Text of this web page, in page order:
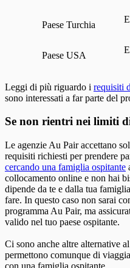
Turchia
USA
Leggi di più riguardo i requisiti
sono interessati a far parte del
Se non rientri nei limiti
Le agenzie Au Pair accettano
requisiti richiesti per prendere
cercando una famiglia ospitante
collocamento online e non hai
dipende da te e dalla tua
fare. In questo caso non sarai
programma Au Pair, ma
valido nel tuo paese ospitante.
Ci sono anche altre alternative
permettono comunque di
con una famiglia ospitante.